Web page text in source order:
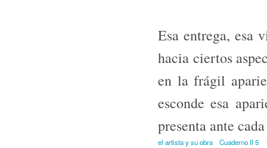
Esa entrega, esa
hacia ciertos
en la frágil
esconde esa
presenta ante
el artista y su obra Cuaderno II 5